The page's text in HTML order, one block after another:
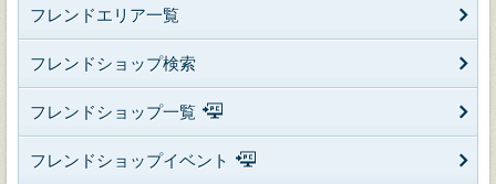
フレンドエリア一覧
フレンドショップ検索
フレンドショップ一覧
フレンドショップイベント